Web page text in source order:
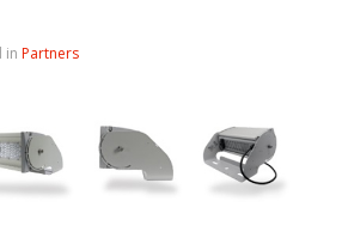
in Partners